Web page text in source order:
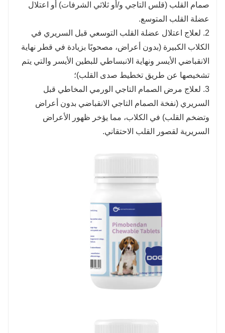
صمام القلب (قلس التاجي و/أو ثلاثي الشرفات) أو اعتلال
عضلة القلب المتوسع.
2. لعلاج اعتلال عضلة القلب التوسعي قبل السريري في
الكلاب الكبيرة (بدون أعراض، مصحوبًا بزيادة في قطر نهاية
الانقباضي الأيسر ونهاية الانبساطي للبطين الأيسر والتي يتم
تشخيصها عن طريق تخطيط صدى القلب)؛
3. لعلاج مرض الصمام التاجي الورمي المخاطي قبل
السريري (نفخة الصمام التاجي الانقباضي بدون أعراض
وتضخم القلب) في الكلاب، مما يؤخر ظهور الأعراض
السريرية لقصور القلب الاحتقاني.